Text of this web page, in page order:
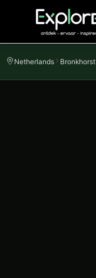
Netherlands Bronkhorst